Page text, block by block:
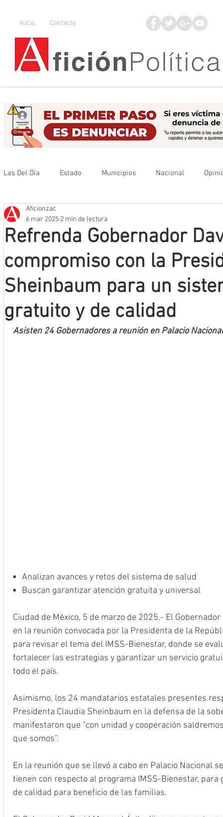
Inicio Contacto
Las Del Día Estado Municipios Nacional
Que no se olvide
Refrenda Gobernador
compromiso con la
Sheinbaum para un
gratuito y de calidad
Aficionzac
6 mar 2025 2 min de lectura
Asisten 24 Gobernadores a reunión en Palacio Nacional
▪️   Analizan avances y retos del sistema de salud
▪️   Buscan garantizar atención gratuita y universal
Ciudad de México, 5 de marzo de 2025.- El
en la reunión convocada por la Presidenta de la
para revisar el tema del IMSS-Bienestar, donde se
fortalecer las estrategias y garantizar un servicio
todo el país.
Asimismo, los 24 mandatarios estatales presentes
Presidenta Claudia Sheinbaum en la defensa de la
manifestaron que “con unidad y cooperación
que somos”.
En la reunión que se llevó a cabo en Palacio Nacional
tienen con respecto al programa IMSS-Bienestar,
de calidad para beneficio de las familias.